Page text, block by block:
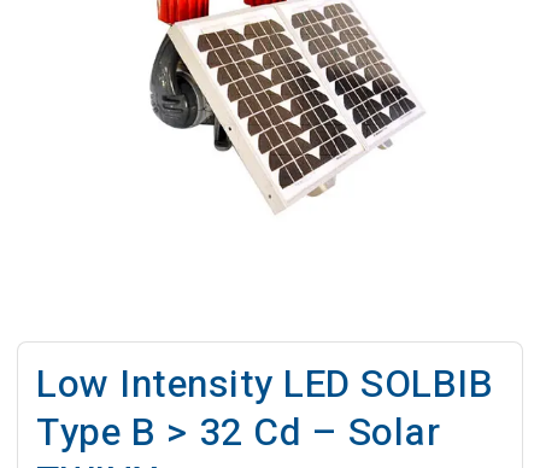
Low Intensity LED SOLBIB
Type B > 32 Cd – Solar